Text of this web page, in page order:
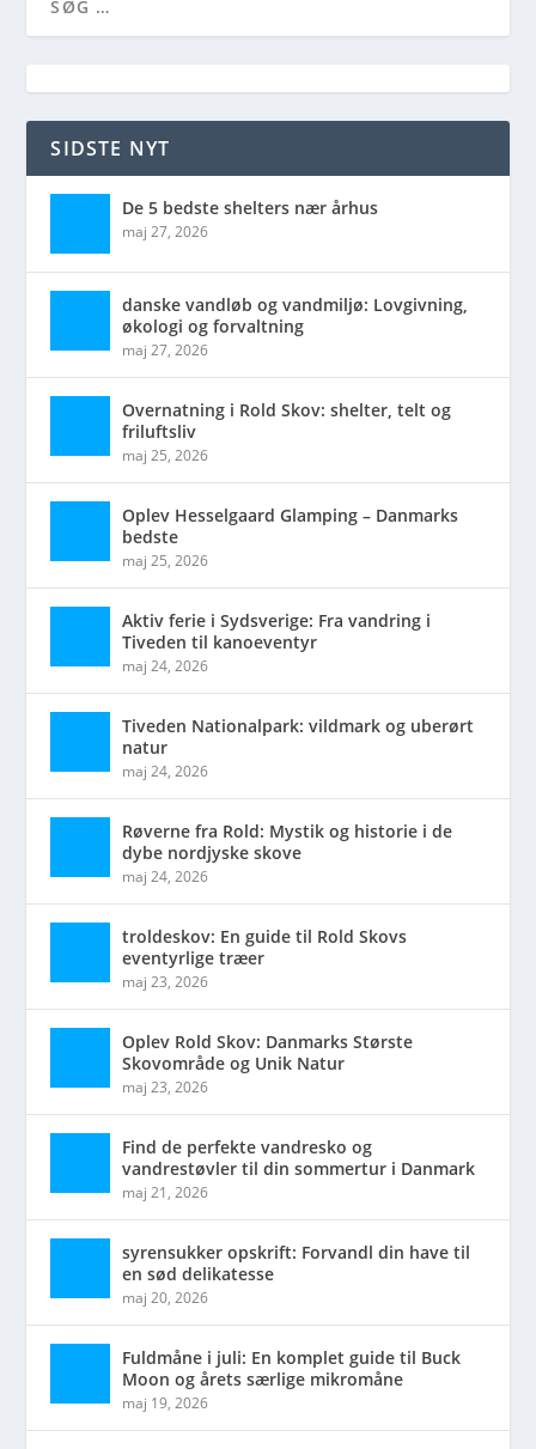
SIDSTE NYT
De 5 bedste shelters nær århus
maj 27, 2026
danske vandløb og vandmiljø: Lovgivning,
økologi og forvaltning
maj 27, 2026
Overnatning i Rold Skov: shelter, telt og
friluftsliv
maj 25, 2026
Oplev Hesselgaard Glamping – Danmarks
bedste
maj 25, 2026
Aktiv ferie i Sydsverige: Fra vandring i
Tiveden til kanoeventyr
maj 24, 2026
Tiveden Nationalpark: vildmark og uberørt
natur
maj 24, 2026
Røverne fra Rold: Mystik og historie i de
dybe nordjyske skove
maj 24, 2026
troldeskov: En guide til Rold Skovs
eventyrlige træer
maj 23, 2026
Oplev Rold Skov: Danmarks Største
Skovområde og Unik Natur
maj 23, 2026
Find de perfekte vandresko og
vandrestøvler til din sommertur i Danmark
maj 21, 2026
syrensukker opskrift: Forvandl din have til
en sød delikatesse
maj 20, 2026
Fuldmåne i juli: En komplet guide til Buck
Moon og årets særlige mikromåne
maj 19, 2026